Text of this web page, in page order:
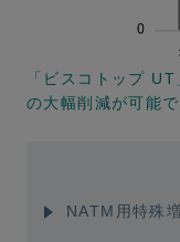
「ビスコトップ
の大幅削減が可能で
NATM用特殊